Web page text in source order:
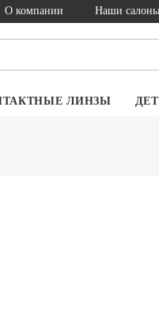
О компании Наши салоны
ЛИНЗЫ